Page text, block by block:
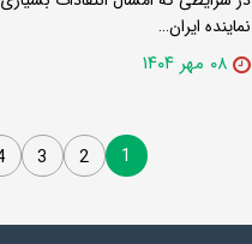
نماینده ایران…
۰۸ مهر ۱۴۰۴
1
2
3